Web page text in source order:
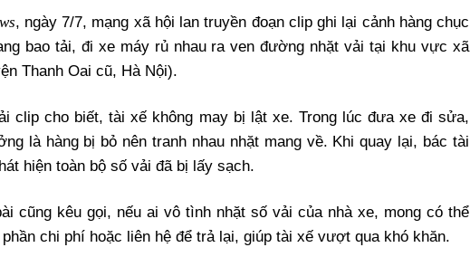
, ngày 7/7, mạng xã hội lan truyền đoạn clip ghi lại cảnh hàng chục
bao tải, đi xe máy rủ nhau ra ven đường nhặt vải tại khu vực xã
Thanh Oai cũ, Hà Nội).
clip cho biết, tài xế không may bị lật xe. Trong lúc đưa xe đi sửa,
là hàng bị bỏ nên tranh nhau nhặt mang về. Khi quay lại, bác tài
hiện toàn bộ số vải đã bị lấy sạch.
cũng kêu gọi, nếu ai vô tình nhặt số vải của nhà xe, mong có thể
chi phí hoặc liên hệ để trả lại, giúp tài xế vượt qua khó khăn.